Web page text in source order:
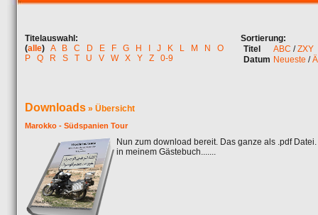
Titelauswahl:
(alle) A B C D E F G H J K L M N
O
P
Q R S T U V W X Y Z 0-9
Sortierung:
Titel
ABC /ZXY
Datum Neueste /
Downloads » Übersicht
Marokko - Südspanien Tour
Nun zum download bereit. Das ganze als .pdf
in meinem Gästebuch.......